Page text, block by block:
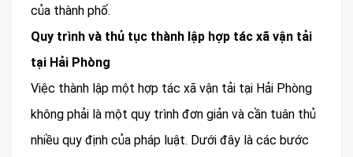
của thành phố.
Quy trình và thủ tục thành lập hợp tác xã vận tải
tại Hải Phòng
Việc thành lập một hợp tác xã vận tải tại Hải Phòng
không phải là một quy trình đơn giản và cần tuân thủ
nhiều quy định của pháp luật. Dưới đây là các bước